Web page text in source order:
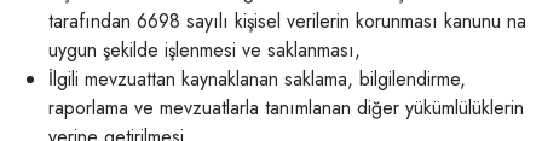
tarafından 6698 sayılı kişisel verilerin korunması kanunu na
uygun şekilde işlenmesi ve saklanması,
İlgili mevzuattan kaynaklanan saklama, bilgilendirme,
raporlama ve mevzuatlarla tanımlanan diğer yükümlülüklerin